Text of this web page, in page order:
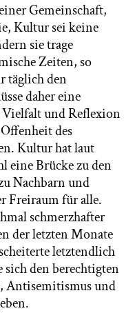
Gemeinschaft,
Kultur sei keine
sie trage
Zeiten, so
täglich den
daher eine
und Reflexion
des
Kultur hat laut
eine Brücke zu den
Nachbarn und
Freiraum für alle.
schmerzhafter
der letzten Monate
letztendlich
den berechtigten
Antisemitismus und